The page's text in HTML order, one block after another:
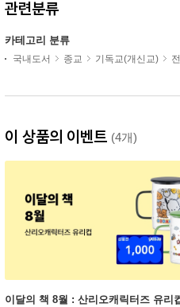
관련분류
카테고리 분류
국내도서 종교 기독교(개신교)
이 상품의 이벤트 (4개)
이달의 책 8월 : 산리오캐릭터즈 유리